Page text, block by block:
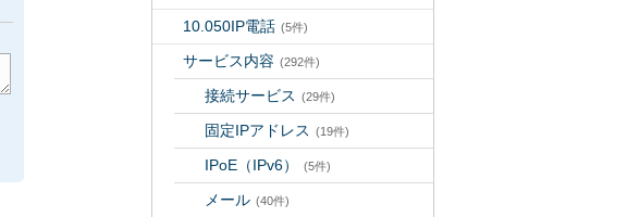
10.050IP電話 (5件)
サービス内容 (292件)
接続サービス (29件)
固定IPアドレス (19件)
IPoE（IPv6） (5件)
メール (40件)